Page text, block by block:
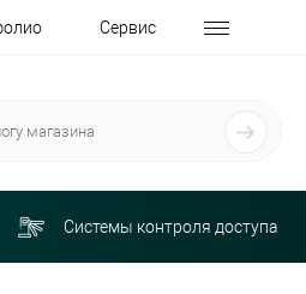
Сервис
Системы контроля доступа